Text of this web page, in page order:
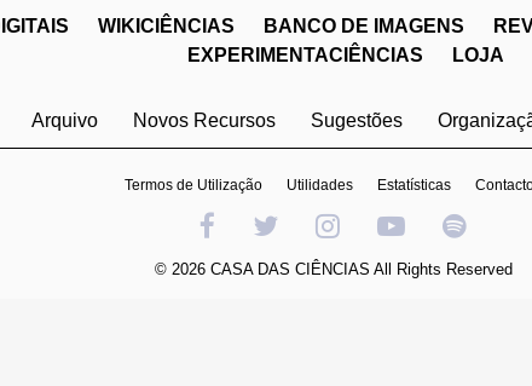
WIKICIÊNCIAS BANCO DE IMAGENS
EXPERIMENTACIÊNCIAS
LOJA
Arquivo Novos Recursos Sugestões
Termos de Utilização Utilidades Estatísticas
© 2026 CASA DAS CIÊNCIAS All Rights Reserved